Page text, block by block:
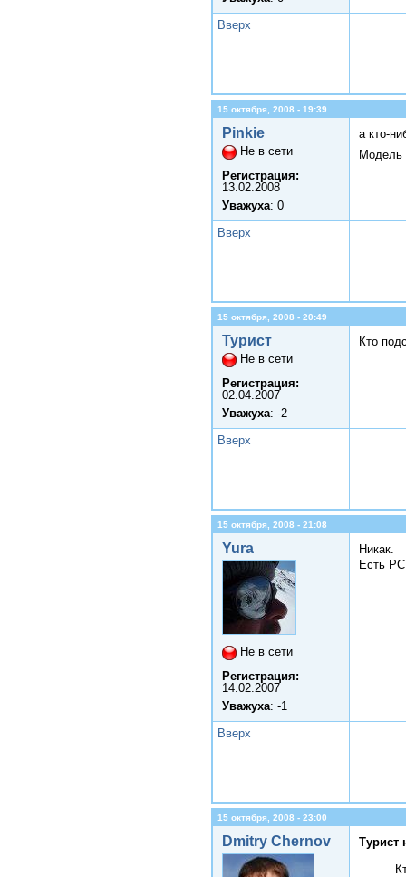
Вверх
15 октября, 2008 - 19:39
Pinkie
Не в сети
Регистрация:
13.02.2008
Уважуха: 0
а кто-
Модель
Вверх
15 октября, 2008 - 20:49
Турист
Не в сети
Регистрация:
02.04.2007
Уважуха: -2
Кто
Вверх
15 октября, 2008 - 21:08
Yura
Не в сети
Регистрация:
14.02.2007
Уважуха: -1
Никак.
Есть
Вверх
15 октября, 2008 - 23:00
Dmitry Chernov Турист